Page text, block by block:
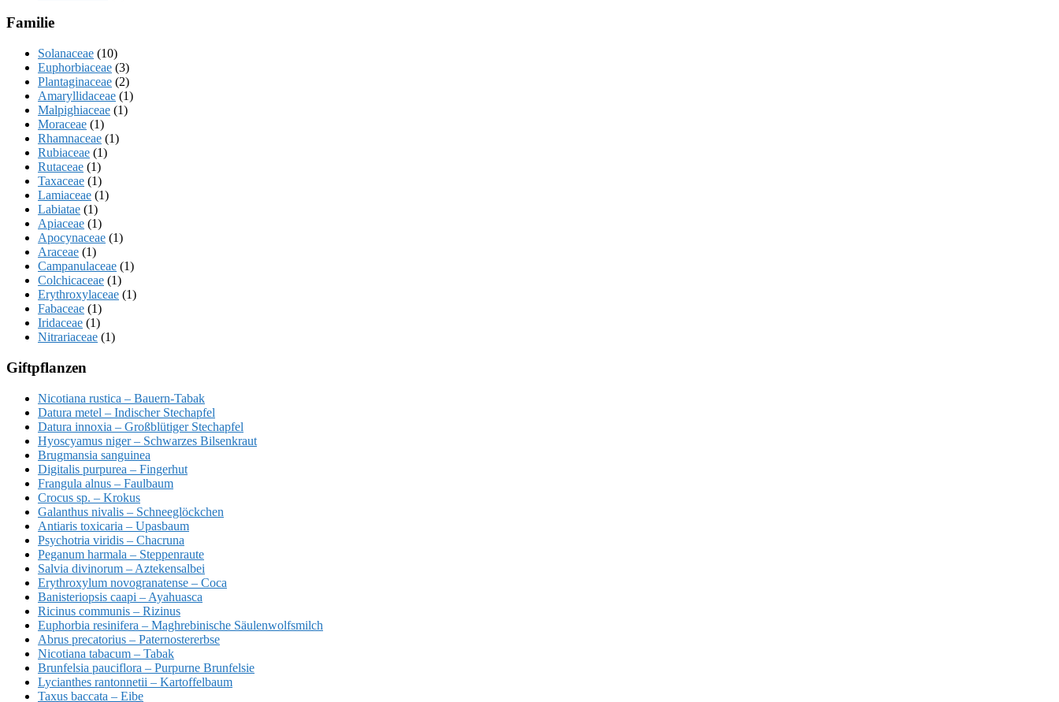
Familie
Solanaceae (10)
Euphorbiaceae (3)
Plantaginaceae (2)
Amaryllidaceae (1)
Malpighiaceae (1)
Moraceae (1)
Rhamnaceae (1)
Rubiaceae (1)
Rutaceae (1)
Taxaceae (1)
Lamiaceae (1)
Labiatae (1)
Apiaceae (1)
Apocynaceae (1)
Araceae (1)
Campanulaceae (1)
Colchicaceae (1)
Erythroxylaceae (1)
Fabaceae (1)
Iridaceae (1)
Nitrariaceae (1)
Giftpflanzen
Nicotiana rustica – Bauern-Tabak
Datura metel – Indischer Stechapfel
Datura innoxia – Großblütiger Stechapfel
Hyoscyamus niger – Schwarzes Bilsenkraut
Brugmansia sanguinea
Digitalis purpurea – Fingerhut
Frangula alnus – Faulbaum
Crocus sp. – Krokus
Galanthus nivalis – Schneeglöckchen
Antiaris toxicaria – Upasbaum
Psychotria viridis – Chacruna
Peganum harmala – Steppenraute
Salvia divinorum – Aztekensalbei
Erythroxylum novogranatense – Coca
Banisteriopsis caapi – Ayahuasca
Ricinus communis – Rizinus
Euphorbia resinifera – Maghrebinische Säulenwolfsmilch
Abrus precatorius – Paternostererbse
Nicotiana tabacum – Tabak
Brunfelsia pauciflora – Purpurne Brunfelsie
Lycianthes rantonnetii – Kartoffelbaum
Taxus baccata – Eibe